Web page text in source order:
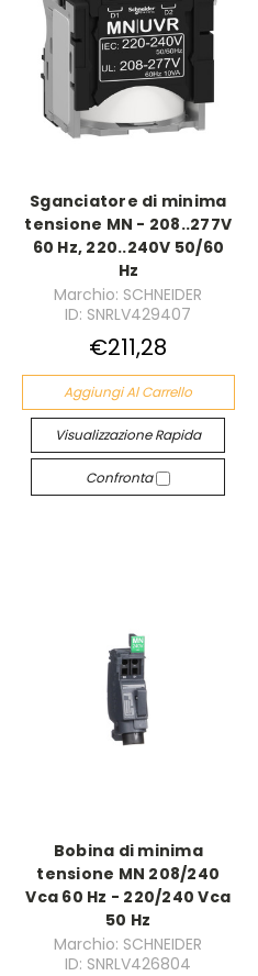
Sganciatore di minima
tensione MN - 208..277V
60 Hz, 220..240V 50/60
Hz
Marchio: SCHNEIDER
ID: SNRLV429407
€211,28
Aggiungi Al Carrello
Visualizzazione Rapida
Confronta
Bobina di minima
tensione MN 208/240
Vca 60 Hz - 220/240 Vca
50 Hz
Marchio: SCHNEIDER
ID: SNRLV426804